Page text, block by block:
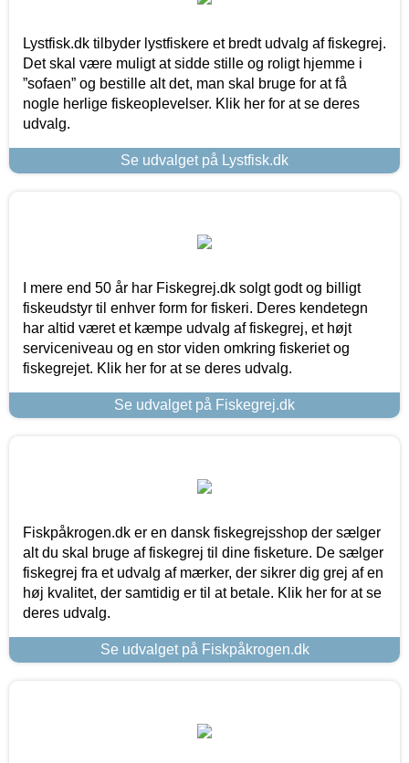
Lystfisk.dk tilbyder lystfiskere et bredt udvalg af fiskegrej.
Det skal være muligt at sidde stille og roligt hjemme i
”sofaen” og bestille alt det, man skal bruge for at få
nogle herlige fiskeoplevelser. Klik her for at se deres
udvalg.
Se udvalget på Lystfisk.dk
I mere end 50 år har Fiskegrej.dk solgt godt og billigt
fiskeudstyr til enhver form for fiskeri. Deres kendetegn
har altid været et kæmpe udvalg af fiskegrej, et højt
serviceniveau og en stor viden omkring fiskeriet og
fiskegrejet. Klik her for at se deres udvalg.
Se udvalget på Fiskegrej.dk
Fiskpåkrogen.dk er en dansk fiskegrejsshop der sælger
alt du skal bruge af fiskegrej til dine fisketure. De sælger
fiskegrej fra et udvalg af mærker, der sikrer dig grej af en
høj kvalitet, der samtidig er til at betale. Klik her for at se
deres udvalg.
Se udvalget på Fiskpåkrogen.dk